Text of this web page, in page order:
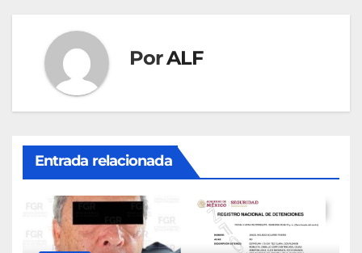
PorALF
Entrada relacionada